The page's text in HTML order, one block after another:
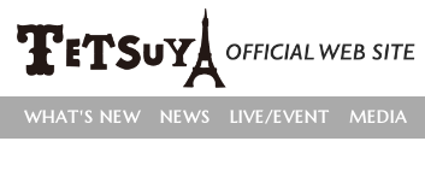
WHAT'S NEW NEWS LIVE/EVENT MEDIA